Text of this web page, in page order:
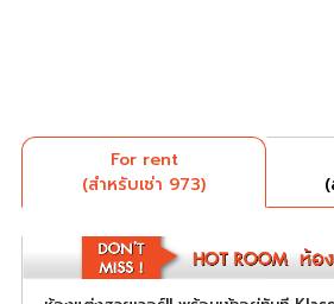
For rent
(สำหรับเช่า 973)